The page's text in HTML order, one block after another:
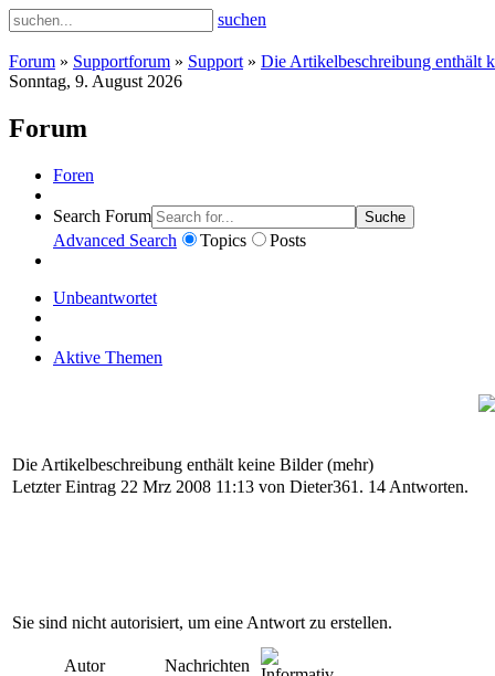
suchen
Forum » Supportforum » Support » Die Artikelbeschreibung enthält
Sonntag, 9. August 2026
Forum
Foren
Search Forum Suche
Advanced Search Topics Posts
Unbeantwortet
Aktive Themen
Die Artikelbeschreibung enthält keine Bilder (mehr)
Letzter Eintrag 22 Mrz 2008 11:13 von Dieter361. 14 Antworten.
Sie sind nicht autorisiert, um eine Antwort zu erstellen.
Autor Nachrichten